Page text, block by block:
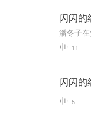
闪闪的
11
闪闪的
5